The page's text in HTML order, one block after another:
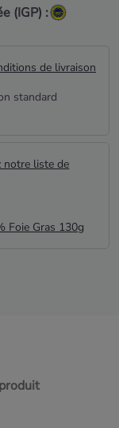
(IGP) :
de livraison
standard
notre liste de
Foie Gras 130g